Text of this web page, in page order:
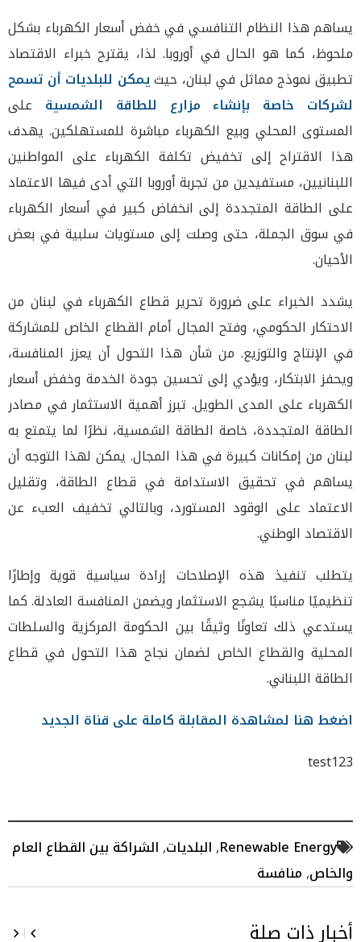
يساهم هذا النظام التنافسي في خفض أسعار الكهرباء بشكل
ملحوظ، كما هو الحال في أوروبا. لذا، يقترح خبراء الاقتصاد
تطبيق نموذج مماثل في لبنان، حيثيمكن للبلديات أن تسمح
لشركات خاصة بإنشاء مزارع للطاقة الشمسية على
المستوى المحلي وبيع الكهرباء مباشرة للمستهلكين. يهدف
هذا الاقتراح إلى تخفيض تكلفة الكهرباء على المواطنين
اللبنانيين، مستفيدين من تجربة أوروبا التي أدى فيها الاعتماد
على الطاقة المتجددة إلى انخفاض كبير في أسعار الكهرباء
في سوق الجملة، حتى وصلت إلى مستويات سلبية في بعض
الأحيان.
يشدد الخبراء على ضرورة تحرير قطاع الكهرباء في لبنان من
الاحتكار الحكومي، وفتح المجال أمام القطاع الخاص للمشاركة
في الإنتاج والتوزيع. من شأن هذا التحول أن يعزز المنافسة،
ويحفز الابتكار، ويؤدي إلى تحسين جودة الخدمة وخفض أسعار
الكهرباء على المدى الطويل. تبرز أهمية الاستثمار في مصادر
الطاقة المتجددة، خاصة الطاقة الشمسية، نظرًا لما يتمتع به
لبنان من إمكانات كبيرة في هذا المجال. يمكن لهذا التوجه أن
يساهم في تحقيق الاستدامة في قطاع الطاقة، وتقليل
الاعتماد على الوقود المستورد، وبالتالي تخفيف العبء عن
الاقتصاد الوطني.
يتطلب تنفيذ هذه الإصلاحات إرادة سياسية قوية وإطارًا
تنظيميًا مناسبًا يشجع الاستثمار ويضمن المنافسة العادلة. كما
يستدعي ذلك تعاونًا وثيقًا بين الحكومة المركزية والسلطات
المحلية والقطاع الخاص لضمان نجاح هذا التحول في قطاع
الطاقة اللبناني.
اضغط هنا لمشاهدة المقابلة كاملة على قناة الجديد
test123
Renewable Energy
,البلديات,الشراكة بين القطاع العام
والخاص,منافسة
أخبار ذات صلة